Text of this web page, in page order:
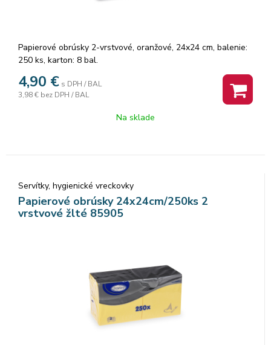
Papierové obrúsky 2-vrstvové, oranžové, 24x24 cm, balenie:
250 ks, karton: 8 bal.
4,90 € s DPH / BAL
3,98 € bez DPH / BAL
Na sklade
Servítky, hygienické vreckovky
Papierové obrúsky 24x24cm/250ks 2
vrstvové žlté 85905